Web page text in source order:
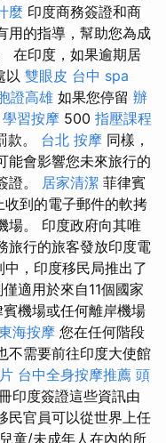
麼 印度商務簽證和商
用的指導，幫助您為成
在印度，如果逾期居
以 雙眼皮 台中 spa
證高雄 如果您停留 辦
學習按摩 500 指壓課程
款。 台北 按摩 同樣，
能會影響您未來旅行的
證。 居家清潔 菲律賓
到的電子郵件的軟拷
場。 印度政府向其唯
旅行的旅客發放印度電
，印度移民局推出了
適用於來自11個國家
機場或任何離岸機場
海按摩 您在任何階段
不需要前往印度大使館
台中全身按摩推薦 頭
印度簽證這些資訊由
民官員可以從世界上任
童/未成年人在內的所